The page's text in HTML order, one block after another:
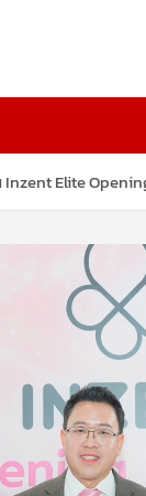
Inzent Elite